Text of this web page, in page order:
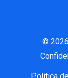
© 2026